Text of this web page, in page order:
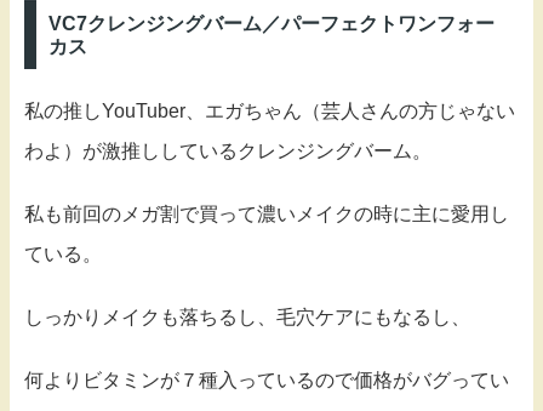
VC7クレンジングバーム／パーフェクトワンフォー
カス
私の推しYouTuber、エガちゃん（芸人さんの方じゃない
わよ）が激推ししているクレンジングバーム。
私も前回のメガ割で買って濃いメイクの時に主に愛用し
ている。
しっかりメイクも落ちるし、毛穴ケアにもなるし、
何よりビタミンが７種入っているので価格がバグってい